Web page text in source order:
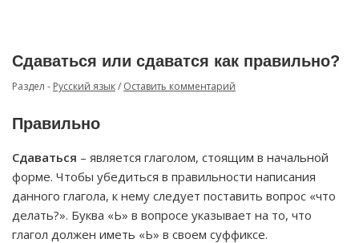
Сдаваться или сдаватся как правильно?
Раздел - Русский язык/ Оставить комментарий
Правильно
Сдаваться – является глаголом, стоящим в начальной
форме. Чтобы убедиться в правильности написания
данного глагола, к нему следует поставить вопрос «что
делать?». Буква «Ь» в вопросе указывает на то, что
глагол должен иметь «Ь» в своем суффиксе.